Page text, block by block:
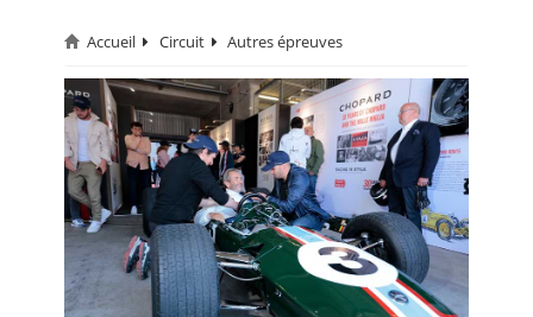
CIRCUIT
RALLYE
MONTAGNE
EVÈNEMENTS
CALENDRIER
FOCUS
Accueil Circuit Autres épreuves